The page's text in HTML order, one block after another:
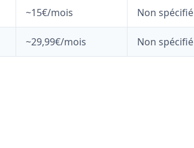
~15€/mois Non spécifié
~29,99€/mois Non spécifié